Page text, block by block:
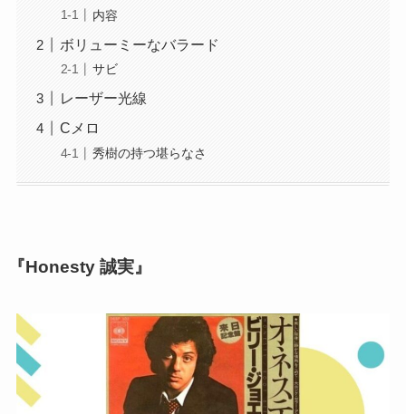
内容
ボリューミーなバラード
サビ
レーザー光線
Cメロ
秀樹の持つ堪らなさ
『Honesty 誠実』